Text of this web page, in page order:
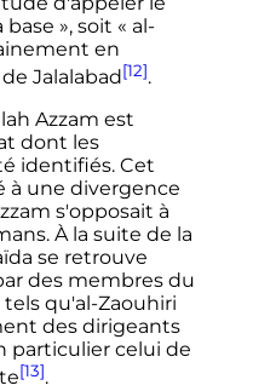
base », soit « al-
en
Jalalabad[12].
Azzam est
dont les
identifiés. Cet
à une divergence
s'opposait à
À la suite de la
se retrouve
des membres du
qu'al-Zaouhiri
des dirigeants
particulier celui de
[13].